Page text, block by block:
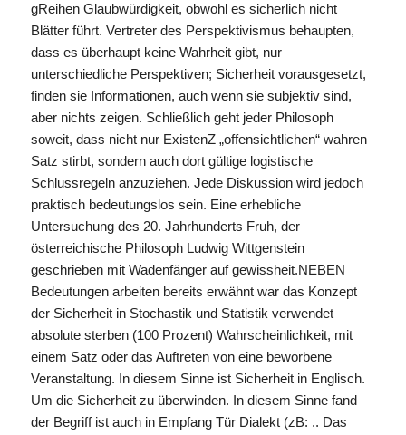
gReihen Glaubwürdigkeit, obwohl es sicherlich nicht
Blätter führt. Vertreter des Perspektivismus behaupten,
dass es überhaupt keine Wahrheit gibt, nur
unterschiedliche Perspektiven; Sicherheit vorausgesetzt,
finden sie Informationen, auch wenn sie subjektiv sind,
aber nichts zeigen. Schließlich geht jeder Philosoph
soweit, dass nicht nur ExistenZ „offensichtlichen“ wahren
Satz stirbt, sondern auch dort gültige logistische
Schlussregeln anzuziehen. Jede Diskussion wird jedoch
praktisch bedeutungslos sein. Eine erhebliche
Untersuchung des 20. Jahrhunderts Fruh, der
österreichische Philosoph Ludwig Wittgenstein
geschrieben mit Wadenfänger auf gewissheit.NEBEN
Bedeutungen arbeiten bereits erwähnt war das Konzept
der Sicherheit in Stochastik und Statistik verwendet
absolute sterben (100 Prozent) Wahrscheinlichkeit, mit
einem Satz oder das Auftreten von eine beworbene
Veranstaltung. In diesem Sinne ist Sicherheit in Englisch.
Um die Sicherheit zu überwinden. In diesem Sinne fand
der Begriff ist auch in Empfang Tür Dialekt (zB: .. Das